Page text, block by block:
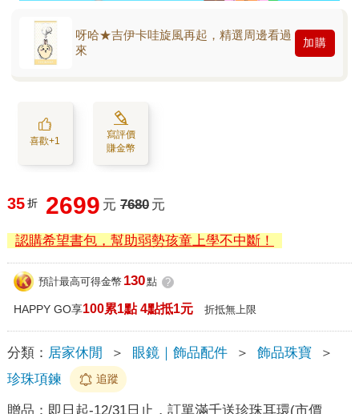
呀哈★吉伊卡哇旋風再起，精選周邊看過
來
加購
喜歡+1
寫評價
賺金幣
35 折 2699 元 7680 元
認購希望書包，幫助弱勢孩童上學不中斷！
預計最高可得金幣 130點 ?
HAPPY GO享100累1點 4點抵1元 折抵無上限
分類： 居家休閒 ＞ 眼鏡｜飾品配件 ＞ 飾品珠寶
＞
珍珠項鍊
追蹤
贈品： 即日起-12/31日止，訂單滿千送珍珠耳環(市價